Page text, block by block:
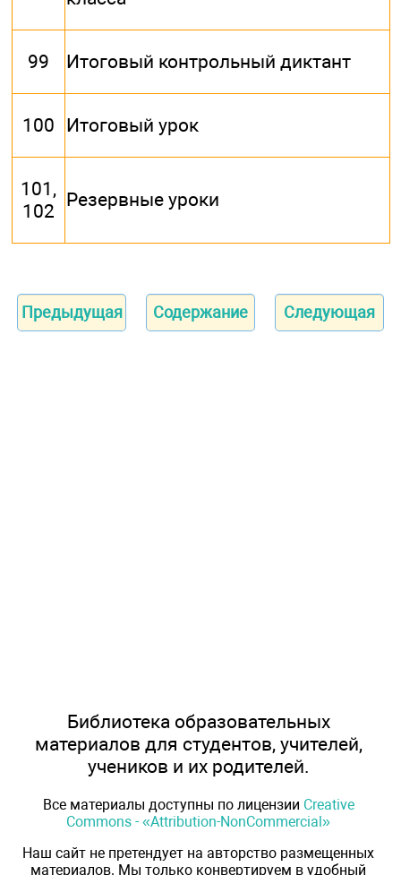
99 Итоговый контрольный диктант
100 Итоговый урок
101,
102
Резервные уроки
Предыдущая Содержание Следующая
Библиотека образовательных
материалов для студентов, учителей,
учеников и их родителей.
Все материалы доступны по лицензии Creative
Commons - «Attribution-NonCommercial»
Наш сайт не претендует на авторство размещенных
материалов. Мы только конвертируем в удобный